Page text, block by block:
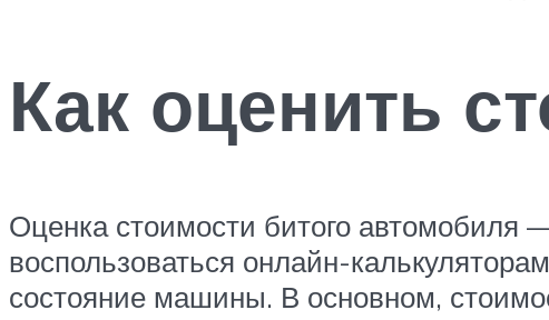
Как оценить
Оценка стоимости битого автомобиля
воспользоваться онлайн-
состояние машины. В основном,